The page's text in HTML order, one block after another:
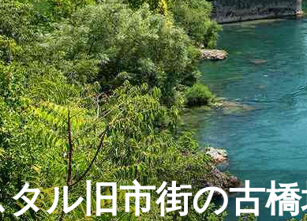
ル旧市街の古